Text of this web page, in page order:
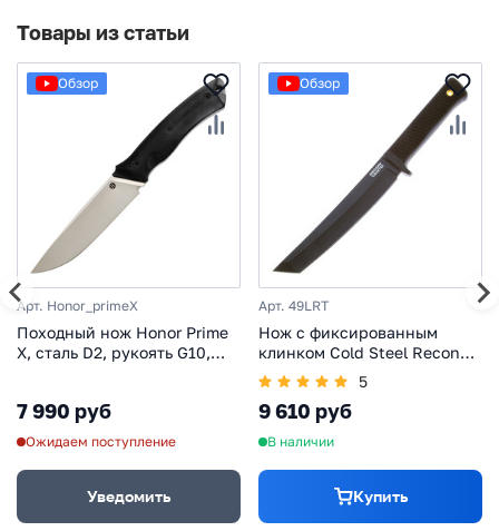
Товары из статьи
Обзор
Арт. Honor_primeX
Походный нож Honor Prime
X, сталь D2, рукоять G10,
7 990 руб
Ожидаем поступление
Уведомить
Обзор
Арт. 49LRT
Нож с фиксированным
клинком Cold Steel Recon
Tanto, сталь SK-5, рукоять
резина, черный
5
9 610 руб
В наличии
Купить